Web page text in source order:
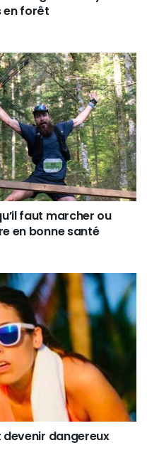
en forêt
faut marcher ou
en bonne santé
devenir dangereux